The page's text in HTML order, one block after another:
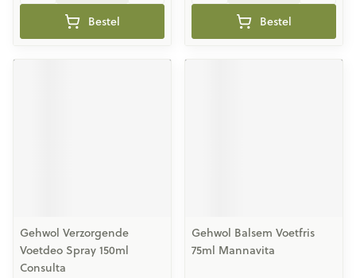
Bestel Bestel
Gehwol Verzorgende
Voetdeo Spray 150ml
Consulta
Gehwol Balsem Voetfris
75ml Mannavita